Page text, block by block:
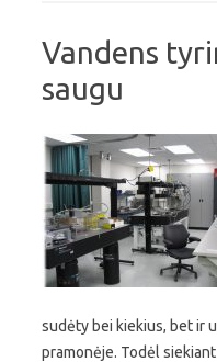
Vandens
saugu
sudėty bei kiekius, bet ir
pramonėje. Todėl